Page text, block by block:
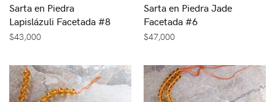
Sarta en Piedra
Lapislázuli Facetada #8
$43,000
Sarta en Piedra Jade
Facetada #6
$47,000